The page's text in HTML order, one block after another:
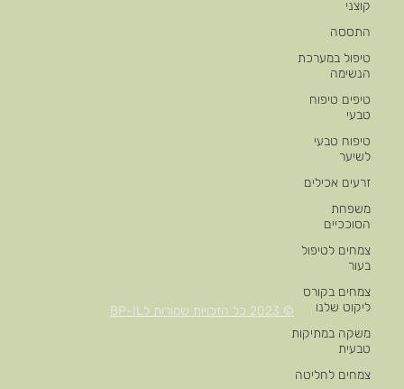
קוצני
התססה
טיפול במערכת
הנשימה
טיפים טיפוח
טבעי
טיפוח טבעי
לשיער
זרעים אכילים
משפחת
הסוככיים
צמחים לטיפול
בעור
צמחים בקורס
ליקוט שלנו
משקה במתיקות
טבעית
צמחים לחליטה
© 2023 כל הזכויות שמורות לBP-IL